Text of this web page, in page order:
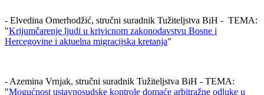
- Elvedina Omerhodžić, stručni suradnik Tužiteljstva BiH - TEMA:
"Krijumčarenje ljudi u krivicnom zakonodavstvu Bosne i
Hercegovine i aktuelna migracijska kretanja"
- Azemina Vrnjak, stručni suradnik Tužiteljstva BiH - TEMA:
"Mogućnost ustavnosudske kontrole domaće arbitražne odluke u